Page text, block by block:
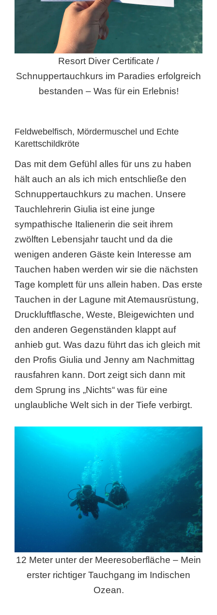
Resort Diver Certificate /
Schnuppertauchkurs im Paradies erfolgreich
bestanden – Was für ein Erlebnis!
Feldwebelfisch, Mördermuschel und Echte
Karettschildkröte
Das mit dem Gefühl alles für uns zu haben
hält auch an als ich mich entschließe den
Schnuppertauchkurs zu machen. Unsere
Tauchlehrerin Giulia ist eine junge
sympathische Italienerin die seit ihrem
zwölften Lebensjahr taucht und da die
wenigen anderen Gäste kein Interesse am
Tauchen haben werden wir sie die nächsten
Tage komplett für uns allein haben. Das erste
Tauchen in der Lagune mit Atemausrüstung,
Druckluftflasche, Weste, Bleigewichten und
den anderen Gegenständen klappt auf
anhieb gut. Was dazu führt das ich gleich mit
den Profis Giulia und Jenny am Nachmittag
rausfahren kann. Dort zeigt sich dann mit
dem Sprung ins „Nichts“ was für eine
unglaubliche Welt sich in der Tiefe verbirgt.
12 Meter unter der Meeresoberfläche – Mein
erster richtiger Tauchgang im Indischen
Ozean.